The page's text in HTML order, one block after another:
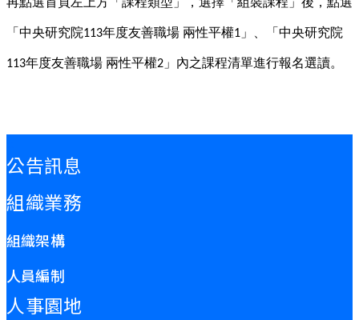
「中央研究院113年度友善職場 兩性平權1 」、「中央研究院
113年度友善職場 兩性平權2 」內之課程清單進行報名選讀。
公告訊息
組織業務
組織架構
人員編制
人事園地